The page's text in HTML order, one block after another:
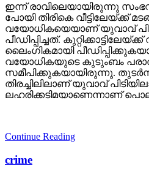
ഇന്ന് രാവിലെയായിരുന്നു
പോയി തിരികെ വീട്ടിലേയ്ക്ക്
വയോധികയെയാണ് യുവാവ്
പീഡിപ്പിച്ചത്.
ലൈംഗികമായി
വയോധികയുടെ കുടുംബം
സമീപിക്കുകയായിരുന്നു.
തിരച്ചിലിലാണ് യുവാവ്
ലഹരിക്കടിമയാണെന്നാണ്
Continue Reading
crime